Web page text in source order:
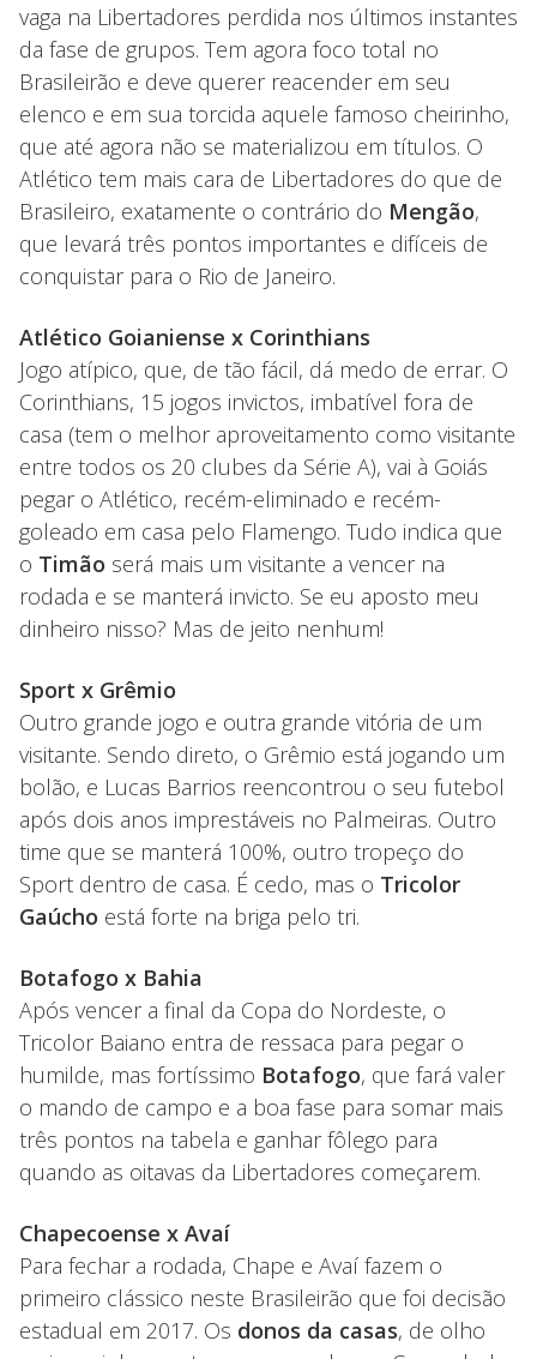
vaga na Libertadores perdida nos últimos instantes
da fase de grupos. Tem agora foco total no
Brasileirão e deve querer reacender em seu
elenco e em sua torcida aquele famoso cheirinho,
que até agora não se materializou em títulos. O
Atlético tem mais cara de Libertadores do que de
Brasileiro, exatamente o contrário do Mengão,
que levará três pontos importantes e difíceis de
conquistar para o Rio de Janeiro.
Atlético Goianiense x Corinthians
Jogo atípico, que, de tão fácil, dá medo de errar. O
Corinthians, 15 jogos invictos, imbatível fora de
casa (tem o melhor aproveitamento como visitante
entre todos os 20 clubes da Série A), vai à Goiás
pegar o Atlético, recém-eliminado e recém-
goleado em casa pelo Flamengo. Tudo indica que
o Timão será mais um visitante a vencer na
rodada e se manterá invicto. Se eu aposto meu
dinheiro nisso? Mas de jeito nenhum!
Sport x Grêmio
Outro grande jogo e outra grande vitória de um
visitante. Sendo direto, o Grêmio está jogando um
bolão, e Lucas Barrios reencontrou o seu futebol
após dois anos imprestáveis no Palmeiras. Outro
time que se manterá 100%, outro tropeço do
Sport dentro de casa. É cedo, mas o Tricolor
Gaúcho está forte na briga pelo tri.
Botafogo x Bahia
Após vencer a final da Copa do Nordeste, o
Tricolor Baiano entra de ressaca para pegar o
humilde, mas fortíssimo Botafogo, que fará valer
o mando de campo e a boa fase para somar mais
três pontos na tabela e ganhar fôlego para
quando as oitavas da Libertadores começarem.
Chapecoense x Avaí
Para fechar a rodada, Chape e Avaí fazem o
primeiro clássico neste Brasileirão que foi decisão
estadual em 2017. Os donos da casas, de olho